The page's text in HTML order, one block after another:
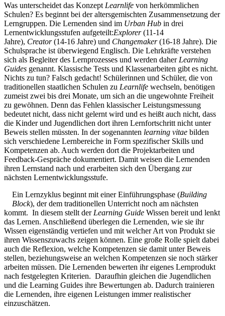
Was unterscheidet das Konzept Learnlife von herkömmlichen
Schulen? Es beginnt bei der altersgemischten Zusammensetzung der
Lerngruppen. Die Lernenden sind im Urban Hub in drei
Lernentwicklungsstufen aufgeteilt:Explorer(11-14
Jahre), Creator(14-16 Jahre) und Changemaker(16-18 Jahre). Die
Schulsprache ist überwiegend Englisch. Die Lehrkräfte verstehen
sich als Begleiter des Lernprozesses und werden daher Learning
Guides genannt. Klassische Tests und Klassenarbeiten gibt es nicht.
Nichts zu tun? Falsch gedacht! Schülerinnen und Schüler, die von
traditionellen staatlichen Schulen zu Learnlife wechseln, benötigen
zumeist zwei bis drei Monate, um sich an die ungewohnte Freiheit
zu gewöhnen. Denn das Fehlen klassischer Leistungsmessung
bedeutet nicht, dass nicht gelernt wird und es heißt auch nicht, dass
die Kinder und Jugendlichen dort ihren Lernfortschritt nicht unter
Beweis stellen müssten. In der sogenannten learning vitae bilden
sich verschiedene Lernbereiche in Form spezifischer Skills und
Kompetenzen ab. Auch werden dort die Projektarbeiten und
Feedback-Gespräche dokumentiert. Damit weisen die Lernenden
ihren Lernstand nach und erarbeiten sich den Übergang zur
nächsten Lernentwicklungsstufe.
Ein Lernzyklus beginnt mit einer Einführungsphase (Building
Block), der dem traditionellen Unterricht noch am nächsten
kommt. In diesem stellt der Learning Guide Wissen bereit und lenkt
das Lernen. Anschließend überlegen die Lernenden, wie sie ihr
Wissen eigenständig vertiefen und mit welcher Art von Produkt sie
ihren Wissenszuwachs zeigen können. Eine große Rolle spielt dabei
auch die Reflexion, welche Kompetenzen sie damit unter Beweis
stellen, beziehungsweise an welchen Kompetenzen sie noch stärker
arbeiten müssen. Die Lernenden bewerten ihr eigenes Lernprodukt
nach festgelegten Kriterien. Daraufhin gleichen die Jugendlichen
und die Learning Guides ihre Bewertungen ab. Dadurch trainieren
die Lernenden, ihre eigenen Leistungen immer realistischer
einzuschätzen.